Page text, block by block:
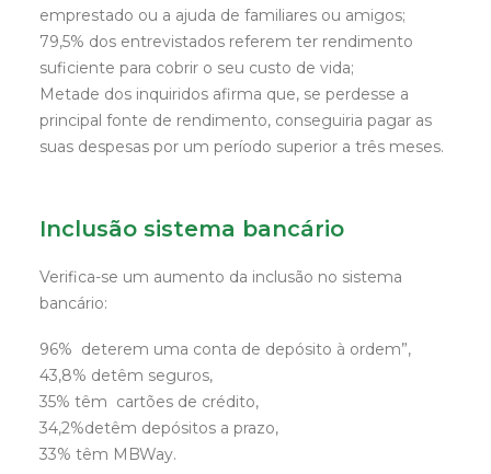
emprestado ou a ajuda de familiares ou amigos;
79,5% dos entrevistados referem ter rendimento
suficiente para cobrir o seu custo de vida;
Metade dos inquiridos afirma que, se perdesse a
principal fonte de rendimento, conseguiria pagar as
suas despesas por um período superior a três meses.
Inclusão sistema bancário
Verifica-se um aumento da inclusão no sistema
bancário:
96% deterem uma conta de depósito à ordem”,
43,8% detêm seguros,
35% têm cartões de crédito,
34,2%detêm depósitos a prazo,
33% têm MBWay.